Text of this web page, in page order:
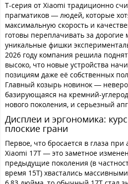
Т-серия от Xiaomi традиционно
прагматиков — людей, которые
максимальную скорость и
готовы переплачивать за
уникальные фишки
2026 году компания решила
высоко, что новые устройства
позициям даже её собственных
Главный козырь новинок —
базирующаяся на кремний-
нового поколения, и серьезный
Дисплеи и эргономика:
плоские грани
Первое, что бросается в глаза
Xiaomi 17T — это заметное
предыдущие поколения (в
время 15T) хвастались